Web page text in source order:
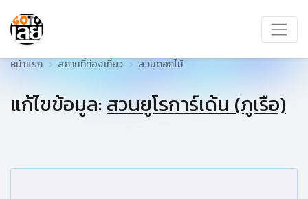
หน้าแรก สถานที่ท่องเที่ยว สวนดอกไม้
แก้ไขข้อมูล:สวนยูโรการ์เด้น (ภูเรือ)